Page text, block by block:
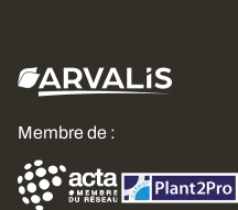
Membre de :